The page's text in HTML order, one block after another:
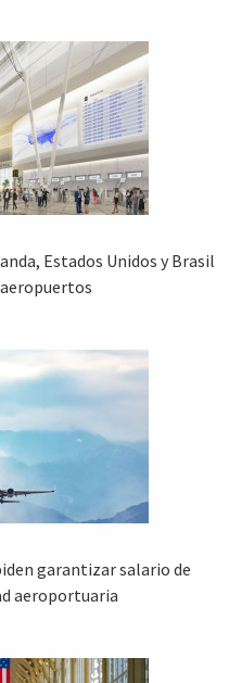
Estados Unidos y Brasil
garantizar salario de
aeroportuaria